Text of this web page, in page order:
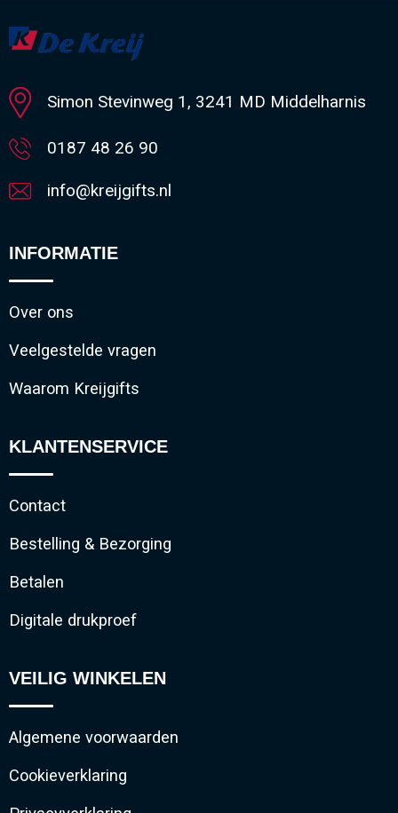
Minimale afname: 1
Simon Stevinweg 1, 3241 MD Middelharnis
0187 48 26 90
info@kreijgifts.nl
INFORMATIE
Over ons
Veelgestelde vragen
Waarom Kreijgifts
KLANTENSERVICE
Contact
Bestelling & Bezorging
Betalen
Digitale drukproef
VEILIG WINKELEN
Algemene voorwaarden
Cookieverklaring